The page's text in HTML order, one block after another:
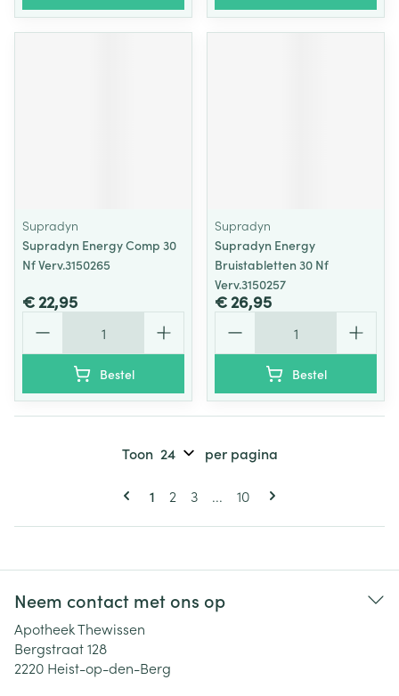
Supradyn
Supradyn Energy Comp 30
Nf Verv.3150265
€ 22,95
Bestel
Supradyn
Supradyn Energy
Bruistabletten 30 Nf
Verv.3150257
€ 26,95
Bestel
Pagina's
U lees momenteel pagina
1 Pagina
2 Pagina
3 ... Pagina
10
Toon per pagina
Neem contact met ons op
Apotheek Thewissen
Bergstraat 128
2220 Heist-op-den-Berg